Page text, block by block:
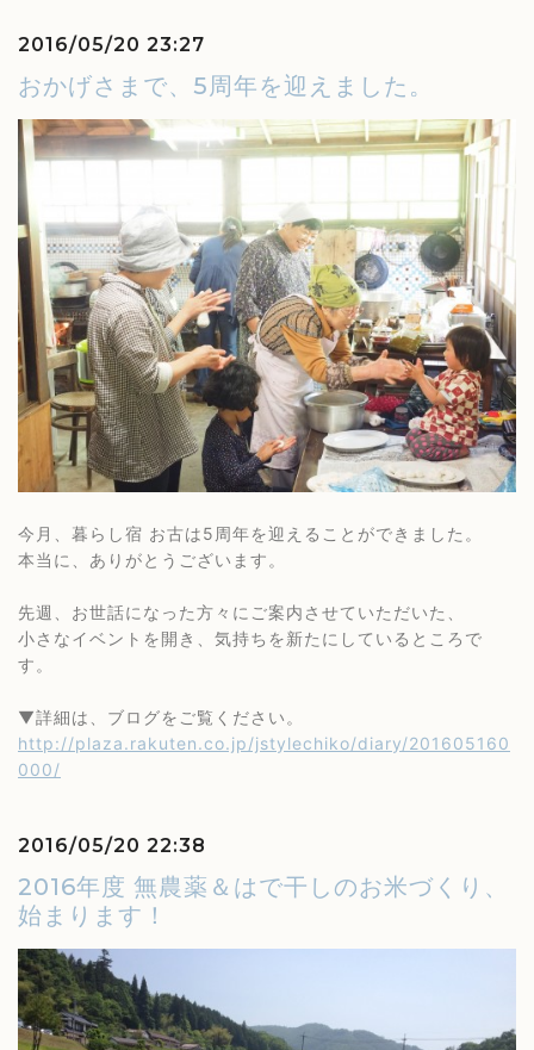
2016/05/20 23:27
おかげさまで、5周年を迎えました。
今月、暮らし宿 お古は5周年を迎えることができました。
本当に、ありがとうございます。
先週、お世話になった方々にご案内させていただいた、
小さなイベントを開き、気持ちを新たにしているところで
す。
▼詳細は、ブログをご覧ください。
http://plaza.rakuten.co.jp/jstylechiko/diary/201605160
000/
2016/05/20 22:38
2016年度 無農薬＆はで干しのお米づくり、
始まります！